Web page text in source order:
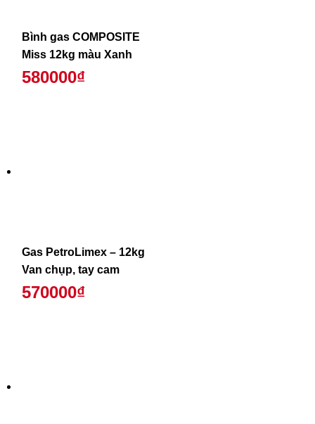
Bình gas COMPOSITE
Miss 12kg màu Xanh
580000₫
Gas PetroLimex – 12kg
Van chụp, tay cam
570000₫